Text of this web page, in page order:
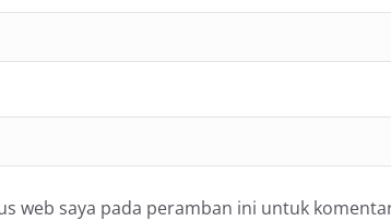
web saya pada peramban ini untuk